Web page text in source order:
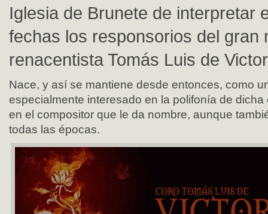
Iglesia de Brunete de interpretar
fechas los responsorios del gran
renacentista Tomás Luis de
Nace, y así se mantiene desde entonces, como
especialmente interesado en la polifonía de
en el compositor que le da nombre, aunque
todas las épocas.